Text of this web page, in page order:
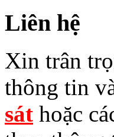
Liên hệ
Xin trân
thông tin
sát hoặc